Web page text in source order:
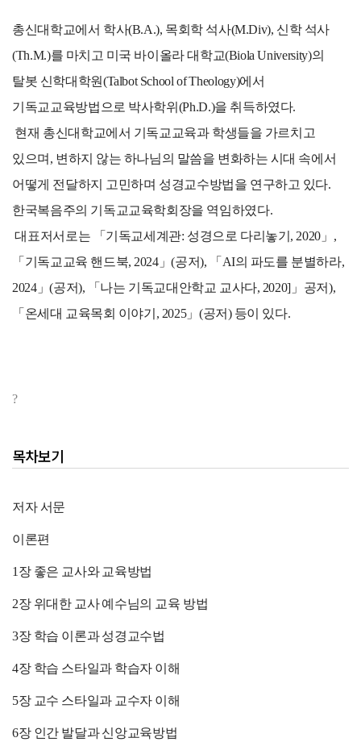
총신대학교에서 학사(B.A.), 목회학 석사(M.Div), 신학 석사
(Th.M.)를 마치고 미국 바이올라 대학교(Biola University)의
탈봇 신학대학원(Talbot School of Theology)에서
기독교교육방법으로 박사학위(Ph.D.)을 취득하였다.
현재 총신대학교에서 기독교교육과 학생들을 가르치고
있으며, 변하지 않는 하나님의 말씀을 변화하는 시대 속에서
어떻게 전달하지 고민하며 성경교수방법을 연구하고 있다.
한국복음주의 기독교교육학회장을 역임하였다.
대표저서로는 「기독교세계관: 성경으로 다리놓기, 2020」,
「기독교교육 핸드북, 2024」(공저), 「AI의 파도를 분별하라,
2024」(공저), 「나는 기독교대안학교 교사다, 2020]」공저),
「온세대 교육목회 이야기, 2025」(공저) 등이 있다.
?
목차보기
저자 서문
이론편
1장 좋은 교사와 교육방법
2장 위대한 교사 예수님의 교육 방법
3장 학습 이론과 성경교수법
4장 학습 스타일과 학습자 이해
5장 교수 스타일과 교수자 이해
6장 인간 발달과 신앙교육방법